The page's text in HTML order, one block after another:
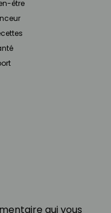
qui vous
être